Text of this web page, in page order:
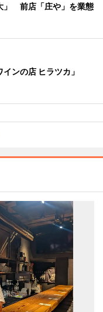
」 前店「庄や」を業態
インの店 ヒラツカ」